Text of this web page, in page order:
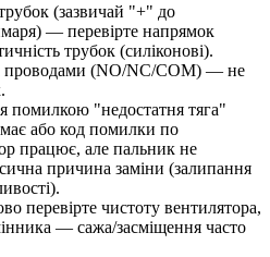
(зазвичай "+" до
— перевірте напрямок
трубок (силіконові).
проводами (NO/NC/COM) — не
помилкою "недостатня тяга"
або код помилки по
працює, але пальник не
причина заміни (залипання
перевірте чистоту вентилятора,
— сажа/засміщення часто